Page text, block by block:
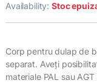
Availability:Stoc
Corp pentru dulap de
separat. Aveți
materiale PAL sau